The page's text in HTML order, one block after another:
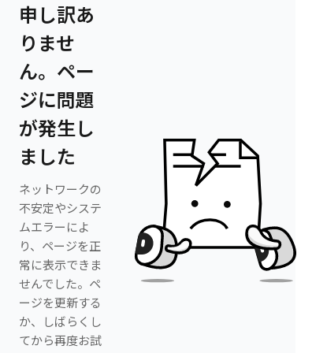
申し訳あ
りませ
ん。ペー
ジに問題
が発生し
ました
ネットワークの
不安定やシステ
ムエラーによ
り、ページを正
常に表示できま
せんでした。ペ
ージを更新する
か、しばらくし
てから再度お試